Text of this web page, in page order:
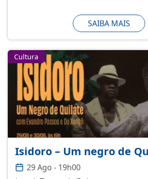
SAIBA MAIS
Cultura
Isidoro – Um negro de
29 Ago - 19h00